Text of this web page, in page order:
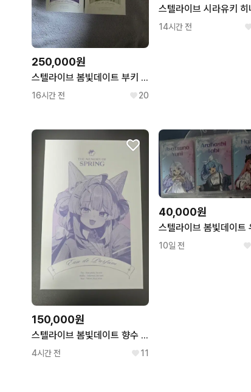
250,000원
스텔라이브 봄빛데이트 부키 리코 향수 미개봉 일괄 팝니다
16시간 전 20
14시간 전
150,000원
스텔라이브 봄빛데이트 향수 부키
4시간 전 11
40,000원
10일 전